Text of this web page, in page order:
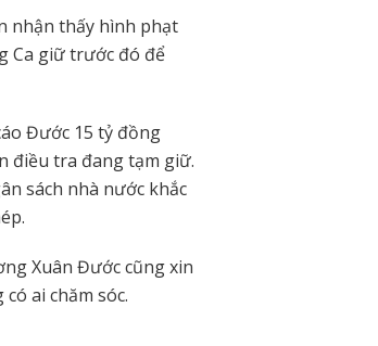
nhận thấy hình phạt
Ca giữ trước đó để
Đước 15 tỷ đồng
điều tra đang tạm giữ.
sách nhà nước khắc
Xuân Đước cũng xin
ai chăm sóc.